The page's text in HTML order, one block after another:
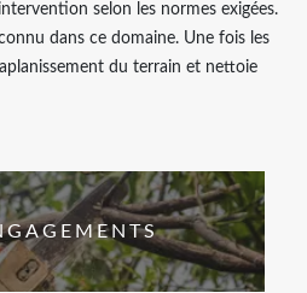
selon les normes exigées.
dans ce domaine. Une fois les
du terrain et nettoie